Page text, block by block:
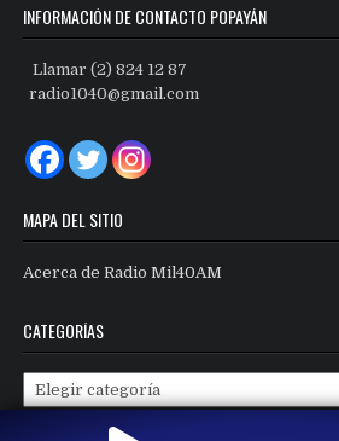
INFORMACIÓN DE CONTACTO POPAYÁN
Llamar (2) 824 12 87
radio1040@gmail.com
MAPA DEL SITIO
Acerca de Radio Mil40AM
CATEGORÍAS
Categorías